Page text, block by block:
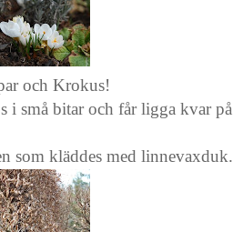
och Krokus!
i små bitar och får ligga kvar på
som kläddes med linnevaxduk.